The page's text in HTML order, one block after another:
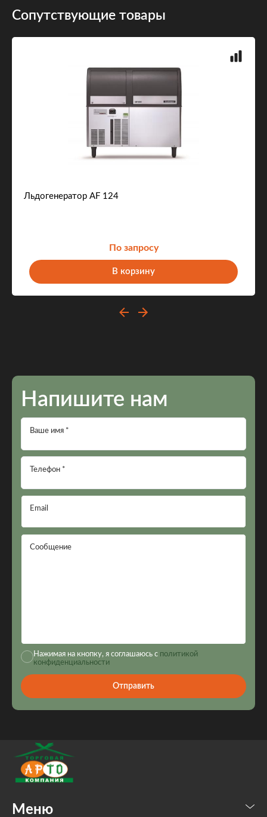
Сопутствующие товары
Льдогенератор AF 124
По запросу
В корзину
Напишите нам
Ваше имя *
Телефон *
Email
Сообщение
Нажимая на кнопку, я соглашаюсь с политикой
конфиденциальности
Отправить
Меню